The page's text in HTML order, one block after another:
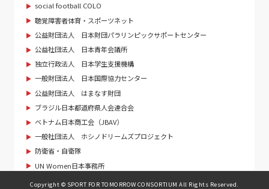
social football COLO
聴覚障害者体育・スポーツネット
公益財団法人 日本財団パラリンピックサポートセンター
公益社団法人 日本青年会議所
独立行政法人 日本学生支援機構
一般財団法人 日本国際協力センター
公益財団法人 はまなす財団
ブラジル日本都道府県人会連合会
ベトナム日本商工会（JBAV）
一般社団法人 ホシノドリームズプロジェクト
防衛省・自衛隊
UN Women日本事務所
Copyright © SPORT FOR TOMORROW CONSORTIUM All Rights Reserved.